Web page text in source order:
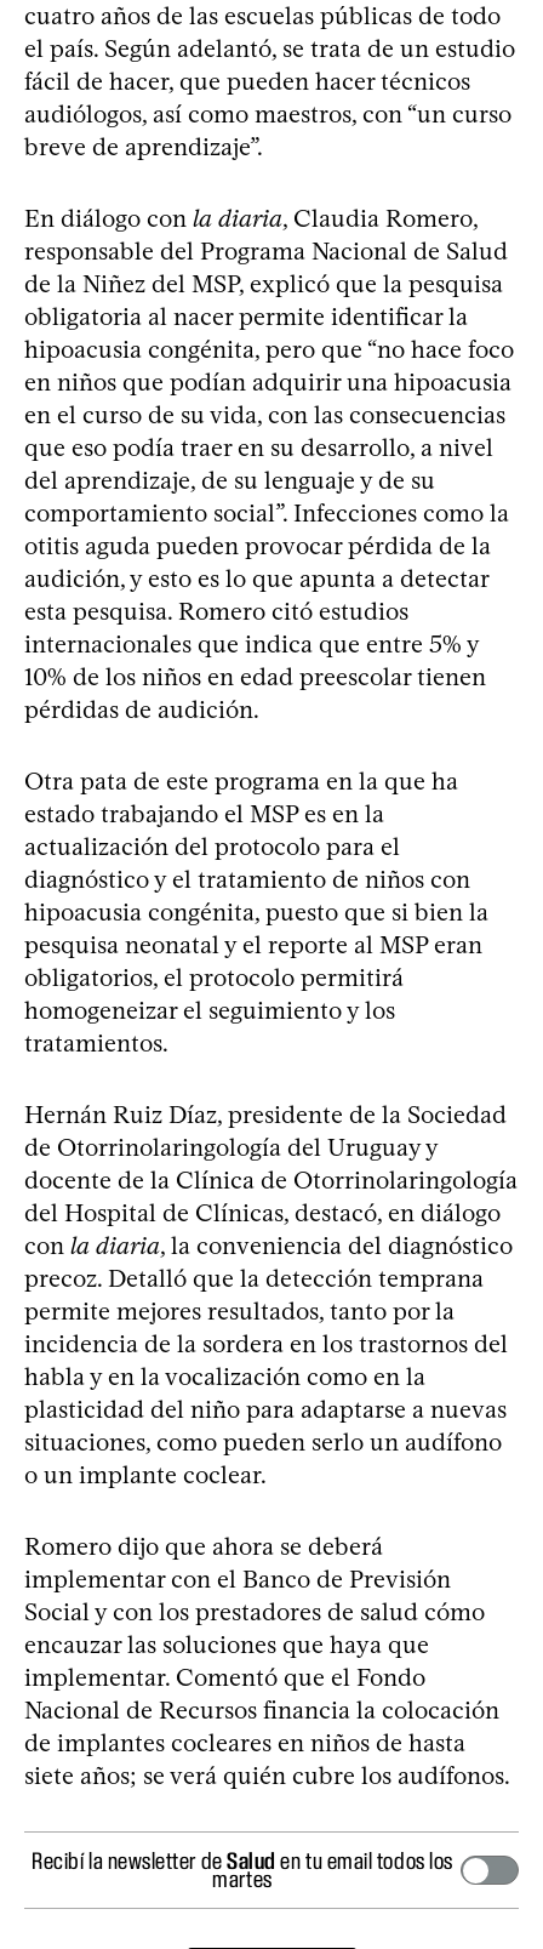
cuatro años de las escuelas públicas de todo
el país. Según adelantó, se trata de un estudio
fácil de hacer, que pueden hacer técnicos
audiólogos, así como maestros, con “un curso
breve de aprendizaje”.
En diálogo con la diaria, Claudia Romero,
responsable del Programa Nacional de Salud
de la Niñez del MSP, explicó que la pesquisa
obligatoria al nacer permite identificar la
hipoacusia congénita, pero que “no hace foco
en niños que podían adquirir una hipoacusia
en el curso de su vida, con las consecuencias
que eso podía traer en su desarrollo, a nivel
del aprendizaje, de su lenguaje y de su
comportamiento social”. Infecciones como la
otitis aguda pueden provocar pérdida de la
audición, y esto es lo que apunta a detectar
esta pesquisa. Romero citó estudios
internacionales que indica que entre 5% y
10% de los niños en edad preescolar tienen
pérdidas de audición.
Otra pata de este programa en la que ha
estado trabajando el MSP es en la
actualización del protocolo para el
diagnóstico y el tratamiento de niños con
hipoacusia congénita, puesto que si bien la
pesquisa neonatal y el reporte al MSP eran
obligatorios, el protocolo permitirá
homogeneizar el seguimiento y los
tratamientos.
Hernán Ruiz Díaz, presidente de la Sociedad
de Otorrinolaringología del Uruguay y
docente de la Clínica de Otorrinolaringología
del Hospital de Clínicas, destacó, en diálogo
con la diaria, la conveniencia del diagnóstico
precoz. Detalló que la detección temprana
permite mejores resultados, tanto por la
incidencia de la sordera en los trastornos del
habla y en la vocalización como en la
plasticidad del niño para adaptarse a nuevas
situaciones, como pueden serlo un audífono
o un implante coclear.
Romero dijo que ahora se deberá
implementar con el Banco de Previsión
Social y con los prestadores de salud cómo
encauzar las soluciones que haya que
implementar. Comentó que el Fondo
Nacional de Recursos financia la colocación
de implantes cocleares en niños de hasta
siete años; se verá quién cubre los audífonos.
Recibí la newsletter deSalud en tu email todos los
martes